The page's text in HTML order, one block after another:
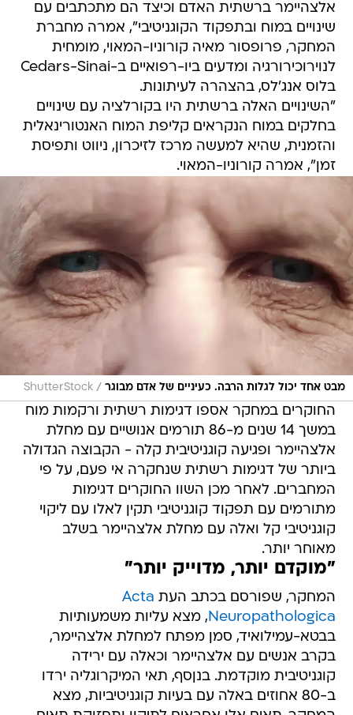
אלצהיימר ברשתית האדם וכיצד הם מתכתבים עם
שינויים במוח ובתפקוד הקוגניטיבי", אמרה מחברת
המחקר, פרופסור מאיה קורוניו-המאוי, מומחית
לנוירוכירורגיה ומדעים ביו-רפואיים ב-Cedars-Sinai
בלוס אנג'לס, בהצהרה לעיתונות.
"השינויים האלה ברשתית היו בקורלציה עם שינויים
בחלקים במוח הנקראים קליפת המוח האנטורינאלית
והזמנית, שהיא למעשה מרכז לזיכרון, ניווט ותפיסת
זמן", אמרה קורוניו-המאוי.
מבט אחד יכול לגלות הרבה. כעיניים של אדם מבוגר /
ShutterStock
החוקרים במחקר אספו דגימות רשתית ורקמות מוח
במשך 14 שנים מ-86 תורמים אנושיים עם מחלת
אלצהיימר ופגיעה קוגניטיבית קלה - הקבוצה הגדולה
ביותר של דגימות רשתית שנחקרה אי פעם, על פי
המחברים. לאחר מכן השוו החוקרים דגימות
מתורמים עם תפקוד קוגניטיבי תקין לאלו עם ליקוי
קוגניטיבי קל ואלה עם מחלת אלצהיימר בשלב
מאוחר יותר.
"מוקדם יותר, מדוייק יותר"
המחקר, שפורסם בכתב העת Acta
Neuropathologica, מצא עליות משמעותיות
בבטא-עמילואיד, סמן מפתח למחלת אלצהיימר,
בקרב אנשים עם אלצהיימר וכאלה עם ירידה
קוגניטיבית מוקדמת. בנןסף, תאי המיקרוגליה ירדו
ב-80 אחוזים באלה עם בעיות קוגניטיביות, מצא